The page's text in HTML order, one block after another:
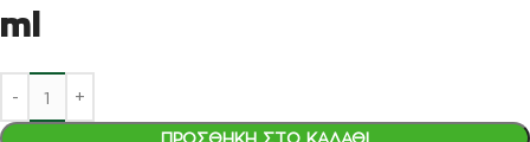
ml
ΠΡΟΣΘΉΚΗ ΣΤΟ ΚΑΛΆΘΙ